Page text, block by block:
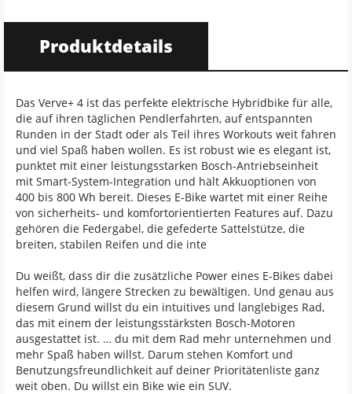
Produktdetails
Das Verve+ 4 ist das perfekte elektrische Hybridbike für alle,
die auf ihren täglichen Pendlerfahrten, auf entspannten
Runden in der Stadt oder als Teil ihres Workouts weit fahren
und viel Spaß haben wollen. Es ist robust wie es elegant ist,
punktet mit einer leistungsstarken Bosch-Antriebseinheit
mit Smart-System-Integration und hält Akkuoptionen von
400 bis 800 Wh bereit. Dieses E-Bike wartet mit einer Reihe
von sicherheits- und komfortorientierten Features auf. Dazu
gehören die Federgabel, die gefederte Sattelstütze, die
breiten, stabilen Reifen und die inte
Du weißt, dass dir die zusätzliche Power eines E-Bikes dabei
helfen wird, längere Strecken zu bewältigen. Und genau aus
diesem Grund willst du ein intuitives und langlebiges Rad,
das mit einem der leistungsstärksten Bosch-Motoren
ausgestattet ist. … du mit dem Rad mehr unternehmen und
mehr Spaß haben willst. Darum stehen Komfort und
Benutzungsfreundlichkeit auf deiner Prioritätenliste ganz
weit oben. Du willst ein Bike wie ein SUV.